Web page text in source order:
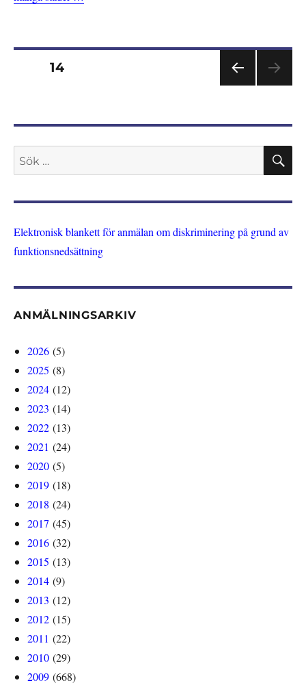
Sidnumrering
inlägg
E
SIDA
SIDA14
Sök
efter:
Elektronisk blankett för anmälan om diskriminering på grund av
funktionsnedsättning
ANMÄLNINGSARKIV
2026 (5)
2025 (8)
2024 (12)
2023 (14)
2022 (13)
2021 (24)
2020 (5)
2019 (18)
2018 (24)
2017 (45)
2016 (32)
2015 (13)
2014 (9)
2013 (12)
2012 (15)
2011 (22)
2010 (29)
2009 (668)